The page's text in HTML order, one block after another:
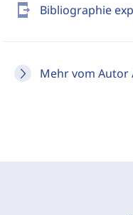
send_to_mobile Bibliographie
Mehr vom Autor